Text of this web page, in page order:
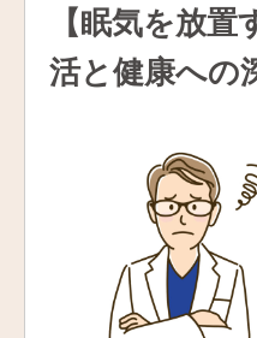
【眠気を放
活と健康への